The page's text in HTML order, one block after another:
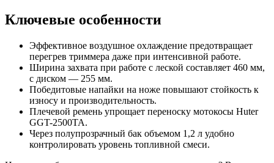
Ключевые особенности
Эффективное воздушное охлаждение предотвращает
перегрев триммера даже при интенсивной работе.
Ширина захвата при работе с леской составляет 460 мм,
с диском — 255 мм.
Победитовые напайки на ноже повышают стойкость к
износу и производительность.
Плечевой ремень упрощает переноску мотокосы Huter
GGT-2500TA.
Через полупрозрачный бак объемом 1,2 л удобно
контролировать уровень топливной смеси.